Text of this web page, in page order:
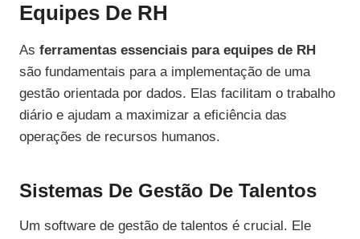
Equipes De RH
As ferramentas essenciais para equipes de RH
são fundamentais para a implementação de uma
gestão orientada por dados. Elas facilitam o trabalho
diário e ajudam a maximizar a eficiência das
operações de recursos humanos.
Sistemas De Gestão De Talentos
Um software de gestão de talentos é crucial. Ele